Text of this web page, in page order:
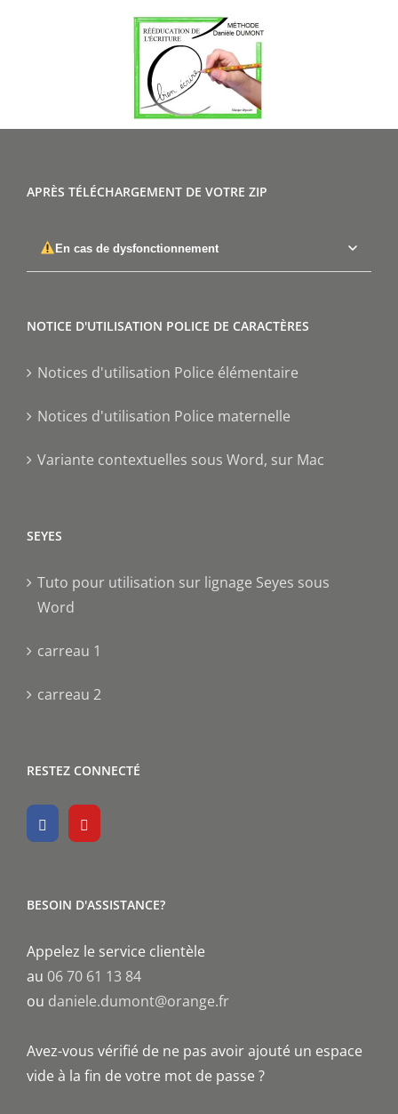
APRÈS TÉLÉCHARGEMENT DE VOTRE ZIP
En cas de dysfonctionnement
NOTICE D'UTILISATION POLICE DE CARACTÈRES
Notices d'utilisation Police élémentaire
Notices d'utilisation Police maternelle
Variante contextuelles sous Word, sur Mac
SEYES
Tuto pour utilisation sur lignage Seyes sous
Word
carreau 1
carreau 2
RESTEZ CONNECTÉ
BESOIN D'ASSISTANCE?
Appelez le service clientèle
au 06 70 61 13 84
ou daniele.dumont@orange.fr
Avez-vous vérifié de ne pas avoir ajouté un espace
vide à la fin de votre mot de passe ?